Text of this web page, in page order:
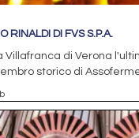
RINALDI DI FVS S.P.A.
Villafranca di Verona
storico di